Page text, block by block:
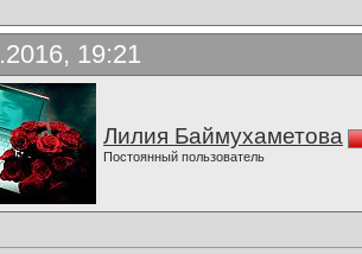
19:21
Лилия Баймухаметова
Постоянный пользователь